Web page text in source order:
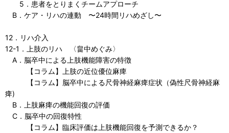
5．患者をとりまくチームアプローチ
B．ケア・リハの連動 〜24時間リハめざし〜
12．リハ介入
12-1．上肢のリハ 〈畠中めぐみ〉
A．脳卒中による上肢機能障害の特徴
【コラム】上肢の近位優位麻痺
【コラム】脳卒中による尺骨神経麻痺症状（偽性尺骨神経麻
痺)
B．上肢麻痺の機能回復の評価
C．脳卒中の回復特性
【コラム】臨床評価は上肢機能回復を予測できるか？